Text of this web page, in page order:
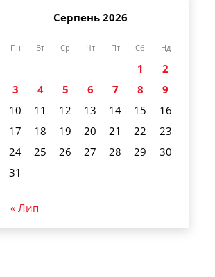
Серпень 2026
Пн Вт Ср Чт Пт Сб Нд
1
2
3
4 5 6 7 8
9
10
11 12 13 14 15
16
17
18 19 20 21 22
23
24
25 26 27 28 29
30
31
« Лип